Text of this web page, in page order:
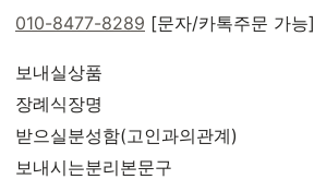
010-8477-8289 [문자/카톡주문 가능]
보내실상품
장례식장명
받으실분성함(고인과의관계)
보내시는분리본문구